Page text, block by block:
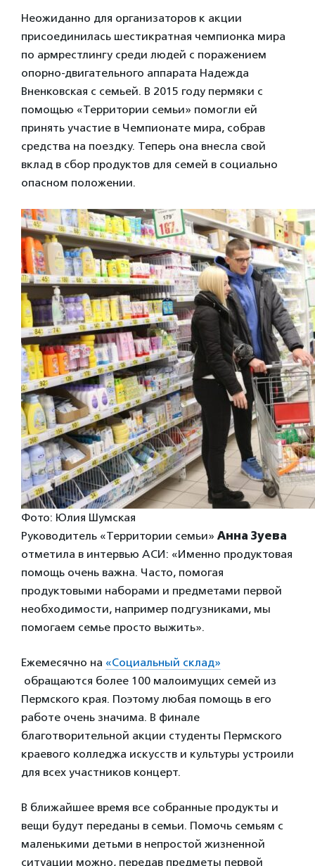
Неожиданно для организаторов к акции
присоединилась шестикратная чемпионка мира
по армрестлингу среди людей с поражением
опорно-двигательного аппарата Надежда
Вненковская с семьей. В 2015 году пермяки с
помощью «Территории семьи» помогли ей
принять участие в Чемпионате мира, собрав
средства на поездку. Теперь она внесла свой
вклад в сбор продуктов для семей в социально
опасном положении.
Фото: Юлия Шумская
Руководитель «Территории семьи» Анна Зуева
отметила в интервью АСИ: «Именно продуктовая
помощь очень важна. Часто, помогая
продуктовыми наборами и предметами первой
необходимости, например подгузниками, мы
помогаем семье просто выжить».
Ежемесячно на «Социальный склад»
обращаются более 100 малоимущих семей из
Пермского края. Поэтому любая помощь в его
работе очень значима. В финале
благотворительной акции студенты Пермского
краевого колледжа искусств и культуры устроили
для всех участников концерт.
В ближайшее время все собранные продукты и
вещи будут переданы в семьи. Помочь семьям с
маленькими детьми в непростой жизненной
ситуации можно, передав предметы первой